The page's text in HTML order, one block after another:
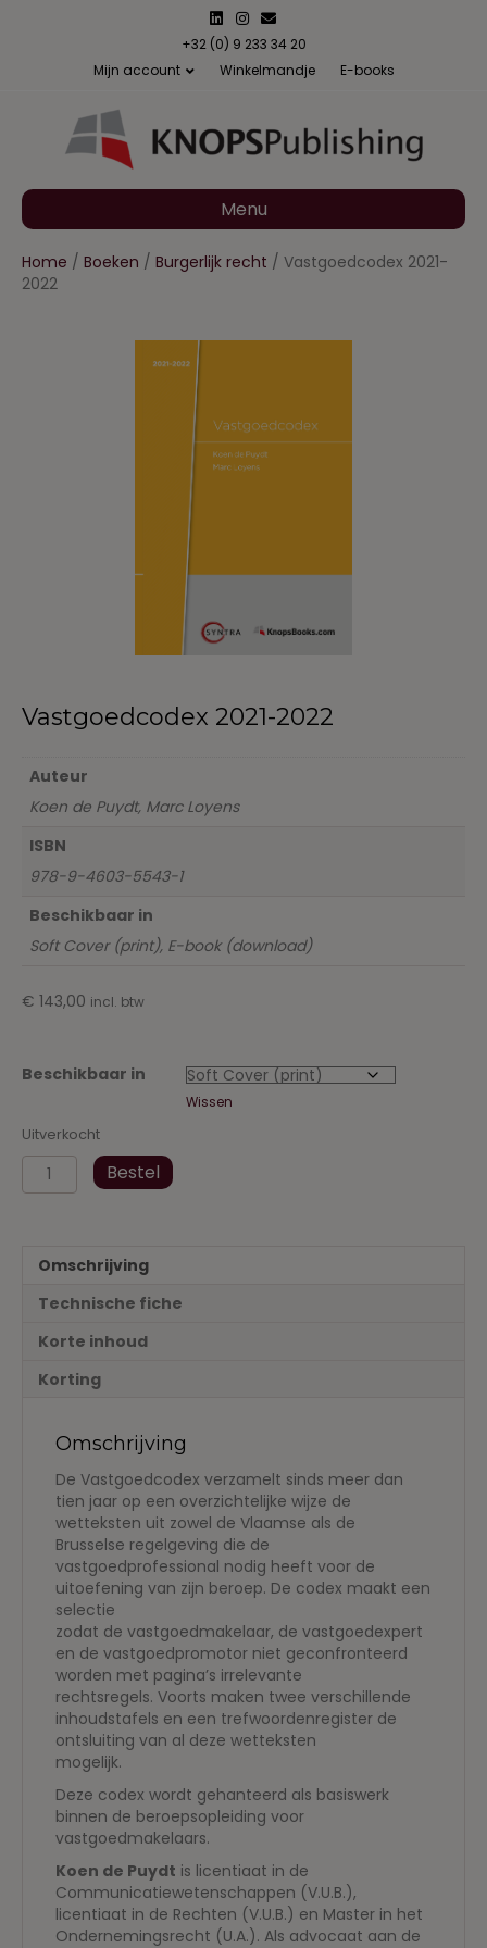
n
n
s
a
m
m
a
l
+32 (0) 9 233 34 20
Mijn account
Winkelmandje E-books
Menu
Home / Boeken / Burgerlijk recht / Vastgoedcodex 2021-
2022
Vastgoedcodex 2021-2022
Auteur
Koen de Puydt, Marc Loyens
ISBN
978-9-4603-5543-1
Beschikbaar in
Soft Cover (print), E-book (download)
€ 143,00 incl. btw
Beschikbaar in
Wissen
Uitverkocht
Vastgoedcodex
2021-
Bestel
Omschrijving
Technische fiche
Korte inhoud
Korting
Omschrijving
De Vastgoedcodex verzamelt sinds meer dan
tien jaar op een overzichtelijke wijze de
wetteksten uit zowel de Vlaamse als de
Brusselse regelgeving die de
vastgoedprofessional nodig heeft voor de
uitoefening van zijn beroep. De codex maakt een
selectie
zodat de vastgoedmakelaar, de vastgoedexpert
en de vastgoedpromotor niet geconfronteerd
worden met pagina’s irrelevante
rechtsregels. Voorts maken twee verschillende
inhoudstafels en een trefwoordenregister de
ontsluiting van al deze wetteksten
mogelijk.
Deze codex wordt gehanteerd als basiswerk
binnen de beroepsopleiding voor
vastgoedmakelaars.
Koen de Puydt is licentiaat in de
Communicatiewetenschappen (V.U.B.),
licentiaat in de Rechten (V.U.B.) en Master in het
Ondernemingsrecht (U.A.). Als advocaat aan de